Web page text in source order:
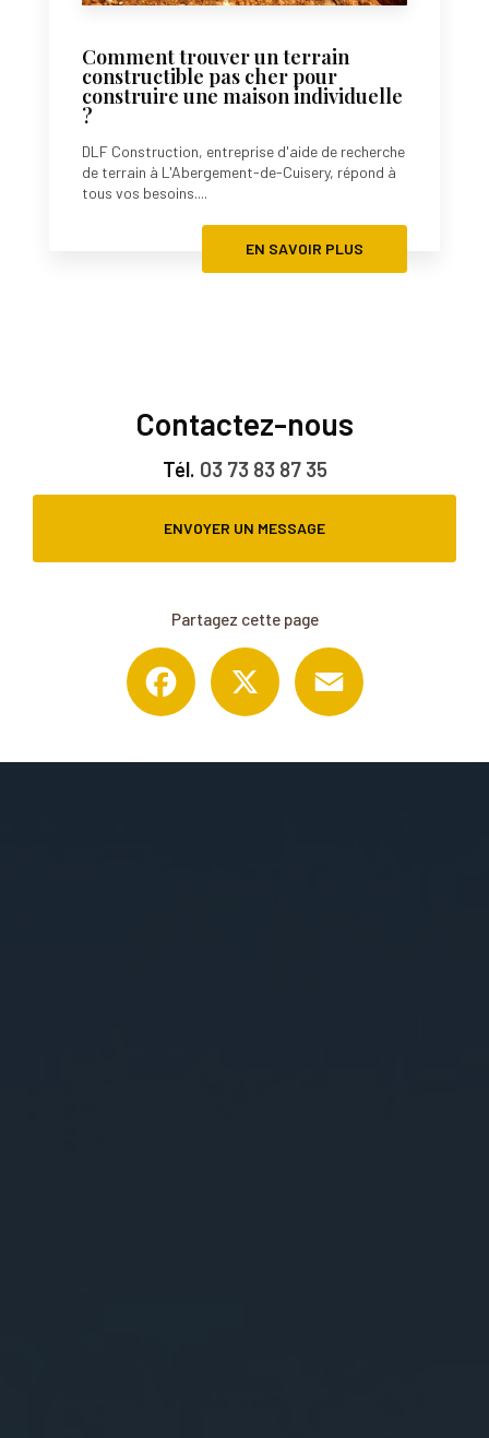
Comment trouver un terrain
constructible pas cher pour
construire une maison individuelle
?
DLF Construction, entreprise d'aide de recherche
de terrain à L'Abergement-de-Cuisery, répond à
tous vos besoins....
EN SAVOIR PLUS
Contactez-nous
Tél. 03 73 83 87 35
ENVOYER UN MESSAGE
Partagez cette page
Facebook